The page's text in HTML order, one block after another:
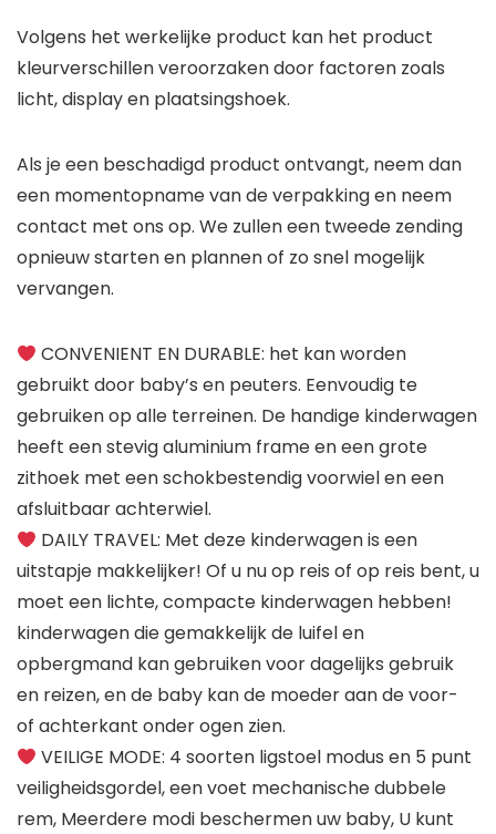
Volgens het werkelijke product kan het product
kleurverschillen veroorzaken door factoren zoals
licht, display en plaatsingshoek.
Als je een beschadigd product ontvangt, neem dan
een momentopname van de verpakking en neem
contact met ons op. We zullen een tweede zending
opnieuw starten en plannen of zo snel mogelijk
vervangen.
CONVENIENT EN DURABLE: het kan worden
gebruikt door baby’s en peuters. Eenvoudig te
gebruiken op alle terreinen. De handige kinderwagen
heeft een stevig aluminium frame en een grote
zithoek met een schokbestendig voorwiel en een
afsluitbaar achterwiel.
DAILY TRAVEL: Met deze kinderwagen is een
uitstapje makkelijker! Of u nu op reis of op reis bent, u
moet een lichte, compacte kinderwagen hebben!
kinderwagen die gemakkelijk de luifel en
opbergmand kan gebruiken voor dagelijks gebruik
en reizen, en de baby kan de moeder aan de voor-
of achterkant onder ogen zien.
VEILIGE MODE: 4 soorten ligstoel modus en 5 punt
veiligheidsgordel, een voet mechanische dubbele
rem, Meerdere modi beschermen uw baby, U kunt